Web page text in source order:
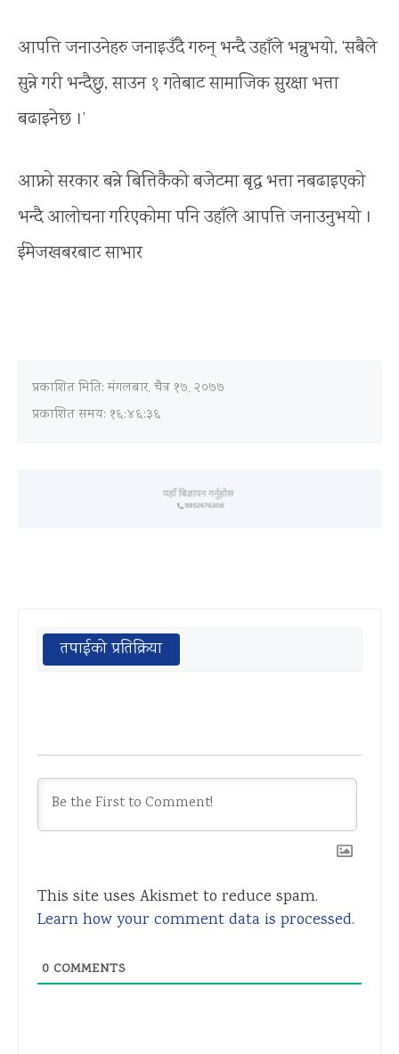
आपत्ति जनाउनेहरु जनाइउँदै गरुन् भन्दै उहाँले भन्नुभयो, ‘सबैले
सुन्ने गरी भन्दैछु, साउन १ गतेबाट सामाजिक सुरक्षा भत्ता
बढाइनेछ ।’
आफ्नो सरकार बन्ने बित्तिकैको बजेटमा बृद्ध भत्ता नबढाइएको
भन्दै आलोचना गरिएकोमा पनि उहाँले आपत्ति जनाउनुभयो ।
ईमेजखबरबाट साभार
प्रकाशित मिति:मंगलबार, चैत्र १७, २०७७
प्रकाशित समय: १६:४६:३६
तपाईको प्रतिक्रिया
This site uses Akismet to reduce spam.
Learn how your comment data is processed.
0 COMMENTS